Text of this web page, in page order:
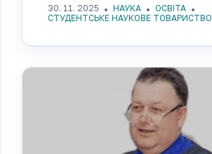
30. 11. 2025 НАУКА
ОСВІТА
СТУДЕНТСЬКЕ НАУКОВЕ ТОВАРИСТВО